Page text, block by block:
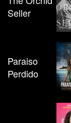
Seller
Paraiso
Perdido